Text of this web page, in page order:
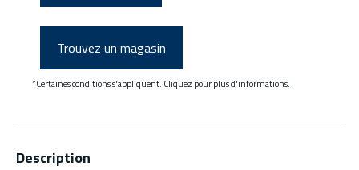
Trouvez un magasin
*Certaines conditions s'appliquent. Cliquez pour plus d'informations.
Description